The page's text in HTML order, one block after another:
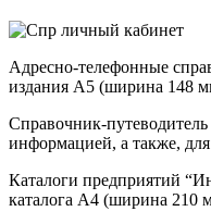
Адресно-телефонные
издания А5 (ширина 148
Справочник-
информацией, а также,
Каталоги предприятий
каталога А4 (ширина 210